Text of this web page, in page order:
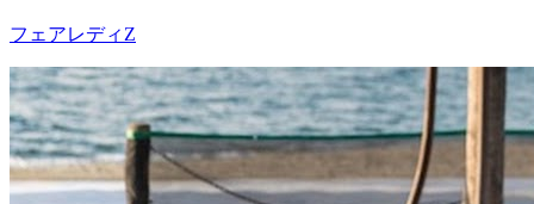
フェアレディZ